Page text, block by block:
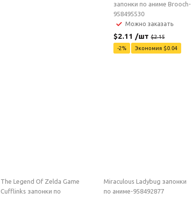
запонки по аниме Brooch-
958495530
Можно заказать
$2.11 /шт $2.15
-2% Экономия $0.04
The Legend Of Zelda Game
Cufflinks запонки по
Miraculous Ladybug запонки
по аниме-958492877